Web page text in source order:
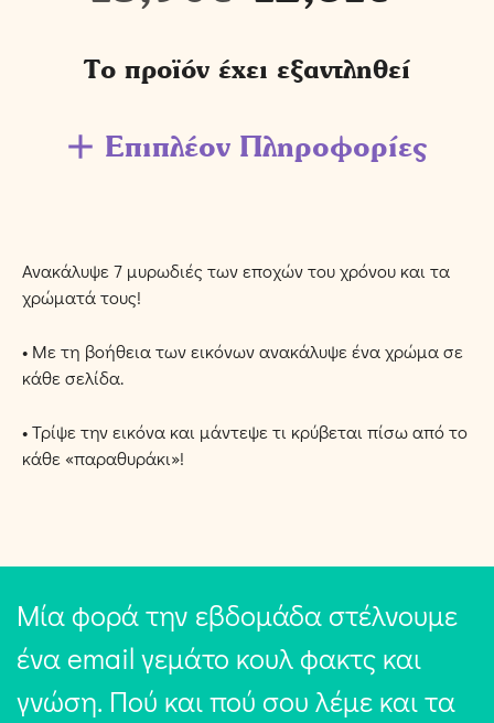
Το προϊόν έχει εξαντληθεί
Επιπλέον Πληροφορίες
Ανακάλυψε 7 μυρωδιές των εποχών του χρόνου και τα
χρώματά τους!
• Με τη βοήθεια των εικόνων ανακάλυψε ένα χρώμα σε
κάθε σελίδα.
• Τρίψε την εικόνα και μάντεψε τι κρύβεται πίσω από το
κάθε «παραθυράκι»!
Μία φορά την εβδομάδα στέλνουμε
ένα email γεμάτο κουλ φακτς και
γνώση. Πού και πού σου λέμε και τα